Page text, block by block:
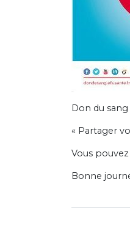
Don du
« Partager
Vous
Bonne